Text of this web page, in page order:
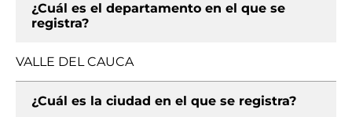
¿Cuál es el departamento en el que se
registra?
VALLE DEL CAUCA
¿Cuál es la ciudad en el que se registra?